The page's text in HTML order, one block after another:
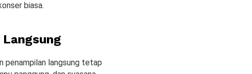
biasa.
penampilan langsung tetap